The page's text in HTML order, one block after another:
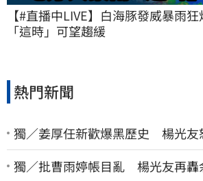
【#直播中LIVE】白海豚發威暴雨
「這時」可望趨緩
熱門新聞
獨／姜厚任新歡爆黑歷史 楊光友
獨／批曹雨婷帳目亂 楊光友再轟